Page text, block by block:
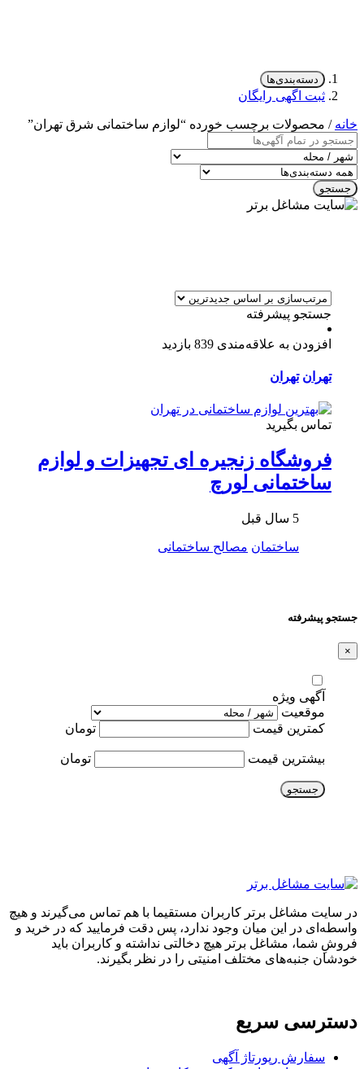
دسته‌بندی‌ها
ثبت اگهی رایگان
خانه / محصولات برچسب خورده “لوازم ساختمانی شرق تهران”
جستجو
جستجو پیشرفته
افزودن به علاقه‌مندی 839 بازدید
تهران تهران
تماس بگیرید
فروشگاه زنجیره ای تجهیزات و لوازم
ساختمانی لورچ
5 سال قبل
ساختمان مصالح ساختمانی
جستجو پیشرفته
×
آگهی ویژه
موقعیت
کمترین قیمت
تومان
بیشترین قیمت تومان
جستجو
در سایت مشاغل برتر کاربران مستقیما با هم تماس می‌گیرند و هیچ
واسطه‌ای در این میان وجود ندارد، پس دقت فرمایید که در خرید و
فروشِ شما، مشاغل برتر هیچ دخالتی نداشته و کاربران باید
خودشان جنبه‌های مختلف امنیتی را در نظر بگیرند.
دسترسی سریع
سفارش رپورتاژ آگهی